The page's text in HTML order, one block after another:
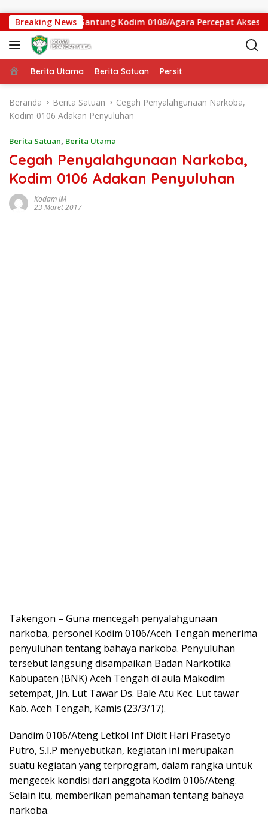
Breaking News
Jembatan Gantung Kodim 0108/Agara Percepat Akses
Beranda
Berita Utama Berita Satuan Persit
Beranda Berita Satuan
Cegah Penyalahgunaan Narkoba,
Kodim 0106 Adakan Penyuluhan
Berita Satuan, Berita Utama
Cegah Penyalahgunaan Narkoba,
Kodim 0106 Adakan Penyuluhan
Kodam IM
23 Maret 2017
Takengon – Guna mencegah penyalahgunaan
narkoba, personel Kodim 0106/Aceh Tengah menerima
penyuluhan tentang bahaya narkoba. Penyuluhan
tersebut langsung disampaikan Badan Narkotika
Kabupaten (BNK) Aceh Tengah di aula Makodim
setempat, Jln. Lut Tawar Ds. Bale Atu Kec. Lut tawar
Kab. Aceh Tengah, Kamis (23/3/17).
Dandim 0106/Ateng Letkol Inf Didit Hari Prasetyo
Putro, S.I.P menyebutkan, kegiatan ini merupakan
suatu kegiatan yang terprogram, dalam rangka untuk
mengecek kondisi dari anggota Kodim 0106/Ateng.
Selain itu, memberikan pemahaman tentang bahaya
narkoba.